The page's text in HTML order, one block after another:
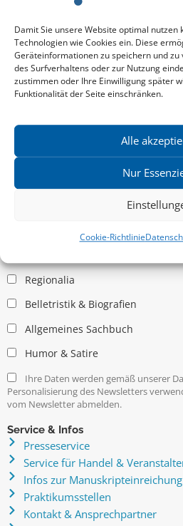
Damit Sie unsere Website optimal nutzen
Technologien wie Cookies ein. Diese
Geräteinformationen zu speichern und
des Surfverhaltens oder zur Nutzung
zustimmen oder Ihre Einwilligung später
Funktionalität der Seite einschränken.
Alle
Nur
Cookie-Richtlinie
Aktuelle Vorschau
Entdecken Sie das aktuelle zu-
Hier finden Sie die
reinlesen oder herunterladen.
Download: Vorschau zu
Mehr aktuelle Vorschauen
News zu aktuellen Neuheiten und
Verlag – jederzeit wieder
Kritische Theorie / Philosophie
Regionalia
Belletristik & Biografien
Allgemeines Sachbuch
Humor & Satire
Ihre Daten werden gemäß unserer
Personalisierung des Newsletters
vom Newsletter abmelden.
Service & Infos
Presseservice
Service für Handel &
Infos zur Manuskripteinreichung
Praktikumsstellen
Kontakt & Ansprechpartner